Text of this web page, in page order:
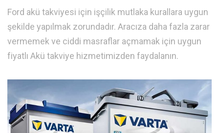
Ford akü takviyesi için işçilik mutlaka kurallara uygun
şekilde yapılmak zorundadır. Aracıza daha fazla zarar
vermemek ve ciddi masraflar açmamak için uygun
fiyatlı Akü takviye hizmetimizden faydalanın.